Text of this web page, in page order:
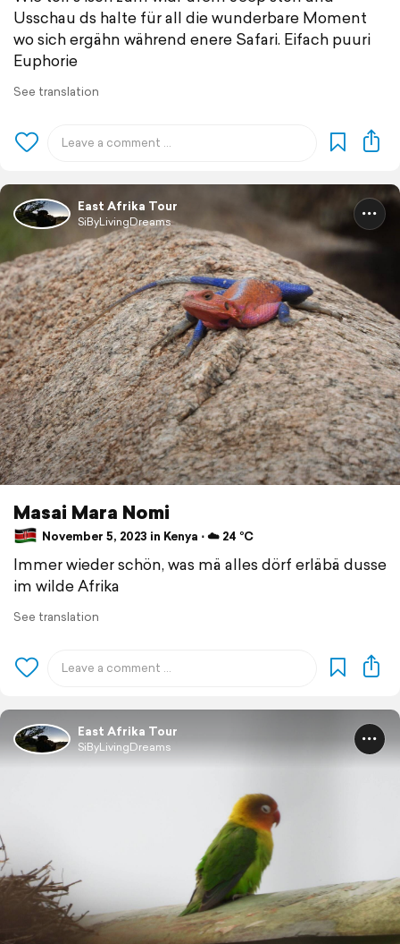
Usschau ds halte für all die wunderbare Moment
wo sich ergähn während enere Safari. Eifach puuri
Euphorie
See translation
East Afrika Tour
SiByLivingDreams
Masai Mara Nomi
November 5, 2023 in Kenya ⋅ ☁️ 24 °C
Immer wieder schön, was mä alles dörf erläbä dusse
im wilde Afrika
See translation
East Afrika Tour
SiByLivingDreams